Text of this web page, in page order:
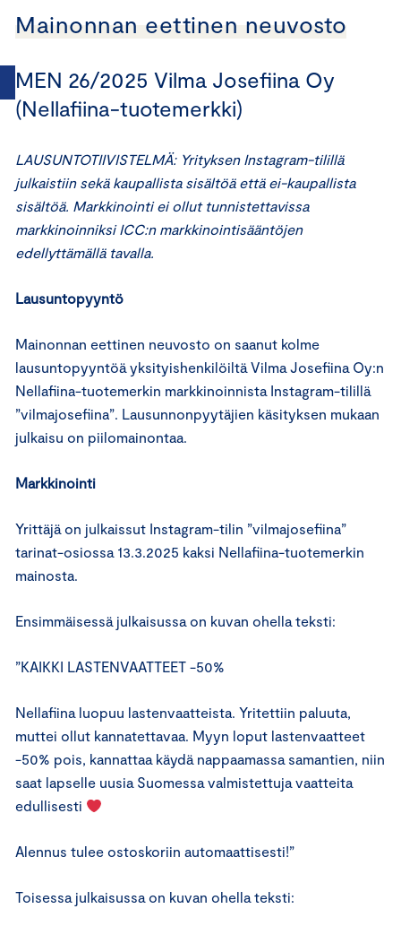
Mainonnan eettinen neuvosto
MEN 26/2025 Vilma Josefiina Oy
(Nellafiina-tuotemerkki)
LAUSUNTOTIIVISTELMÄ: Yrityksen Instagram-tilillä
julkaistiin sekä kaupallista sisältöä että ei-kaupallista
sisältöä. Markkinointi ei ollut tunnistettavissa
markkinoinniksi ICC:n markkinointisääntöjen
edellyttämällä tavalla.
Lausuntopyyntö
Mainonnan eettinen neuvosto on saanut kolme
lausuntopyyntöä yksityishenkilöiltä Vilma Josefiina Oy:n
Nellafiina-tuotemerkin markkinoinnista Instagram-tilillä
”vilmajosefiina”. Lausunnonpyytäjien käsityksen mukaan
julkaisu on piilomainontaa.
Markkinointi
Yrittäjä on julkaissut Instagram-tilin ”vilmajosefiina”
tarinat-osiossa 13.3.2025 kaksi Nellafiina-tuotemerkin
mainosta.
Ensimmäisessä julkaisussa on kuvan ohella teksti:
”KAIKKI LASTENVAATTEET -50%
Nellafiina luopuu lastenvaatteista. Yritettiin paluuta,
muttei ollut kannatettavaa. Myyn loput lastenvaatteet
-50% pois, kannattaa käydä nappaamassa samantien, niin
saat lapselle uusia Suomessa valmistettuja vaatteita
edullisesti
Alennus tulee ostoskoriin automaattisesti!”
Toisessa julkaisussa on kuvan ohella teksti: